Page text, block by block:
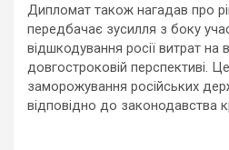
Дипломат також нагадав про
передбачає зусилля з боку
відшкодування росії витрат на
довгостроковій перспективі.
заморожування російських
відповідно до законодавства